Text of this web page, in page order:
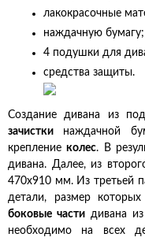
лакокрасочные
наждачную бумагу;
4 подушки для
средства защиты.
Создание дивана из
зачистки наждачной
креплениеколес. В
дивана. Далее, из
470х910 мм. Из третьей
детали, размер
боковые части дивана
необходимо на всех